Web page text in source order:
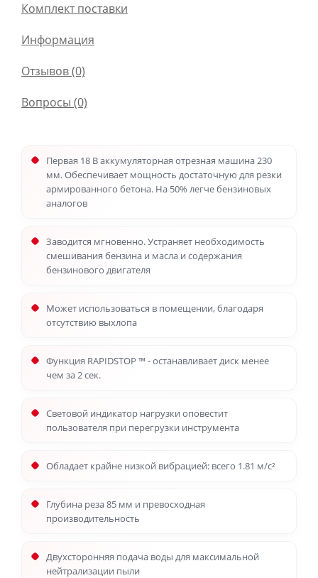
Комплект поставки
Информация
Отзывов (0)
Вопросы (0)
Первая 18 В аккумуляторная отрезная машина 230
мм. Обеспечивает мощность достаточную для резки
армированного бетона. На 50% легче бензиновых
аналогов
Заводится мгновенно. Устраняет необходимость
смешивания бензина и масла и содержания
бензинового двигателя
Может использоваться в помещении, благодаря
отсутствию выхлопа
Функция RAPIDSTOP ™ - останавливает диск менее
чем за 2 сек.
Световой индикатор нагрузки оповестит
пользователя при перегрузки инструмента
Обладает крайне низкой вибрацией: всего 1.81 м/c²
Глубина реза 85 мм и превосходная
производительность
Двухсторонняя подача воды для максимальной
нейтрализации пыли